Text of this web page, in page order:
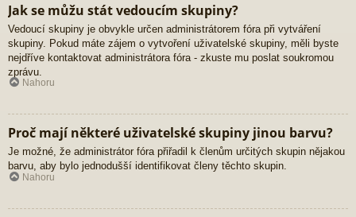
Jak se můžu stát vedoucím skupiny?
Vedoucí skupiny je obvykle určen administrátorem fóra při vytváření
skupiny. Pokud máte zájem o vytvoření uživatelské skupiny, měli byste
nejdříve kontaktovat administrátora fóra - zkuste mu poslat soukromou
zprávu.
Nahoru
Proč mají některé uživatelské skupiny jinou barvu?
Je možné, že administrátor fóra přiřadil k členům určitých skupin nějakou
barvu, aby bylo jednodušší identifikovat členy těchto skupin.
Nahoru